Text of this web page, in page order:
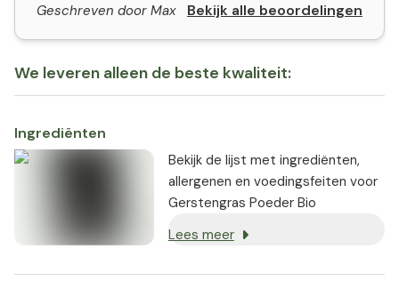
Geschreven door Max
Bekijk alle beoordelingen
We leveren alleen de beste kwaliteit:
Ingrediënten
Bekijk de lijst met ingrediënten,
allergenen en voedingsfeiten voor
Gerstengras Poeder Bio
Lees meer